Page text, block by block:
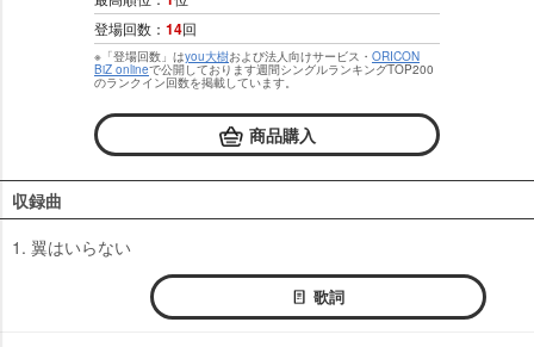
登場回数： 14回
※「登場回数」はyou大樹および法人向けサービス・ ORICON
BiZ onlineで公開しております週間シングルランキングTOP200
のランクイン回数を掲載しています。
商品購入
収録曲
1. 翼はいらない
歌詞